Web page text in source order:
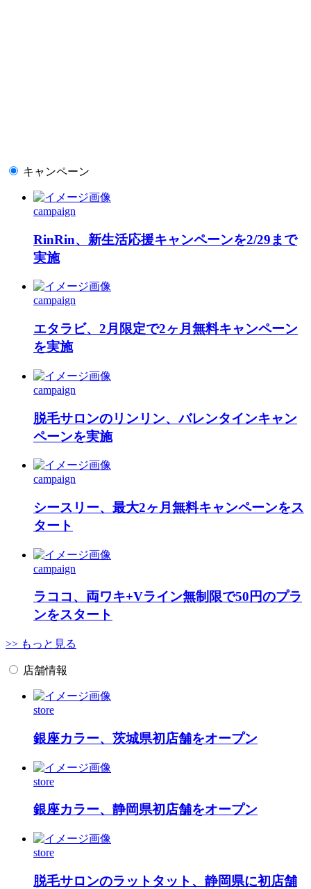
キャンペーン
campaign
RinRin、新生活応援キャンペーンを2/29まで
実施
campaign
エタラビ、2月限定で2ヶ月無料キャンペーン
を実施
campaign
脱毛サロンのリンリン、バレンタインキャン
ペーンを実施
campaign
シースリー、最大2ヶ月無料キャンペーンをス
タート
campaign
ラココ、両ワキ+Vライン無制限で50円のプラ
ンをスタート
>> もっと見る
店舗情報
store
銀座カラー、茨城県初店舗をオープン
store
銀座カラー、静岡県初店舗をオープン
store
脱毛サロンのラットタット、静岡県に初店舗